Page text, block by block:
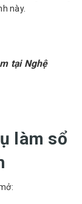
này.
tại Nghệ
làm sổ